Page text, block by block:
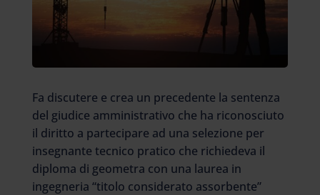
Fa discutere e crea un precedente la sentenza
del giudice amministrativo che ha riconosciuto
il diritto a partecipare ad una selezione per
insegnante tecnico pratico che richiedeva il
diploma di geometra con una laurea in
ingegneria “titolo considerato assorbente”